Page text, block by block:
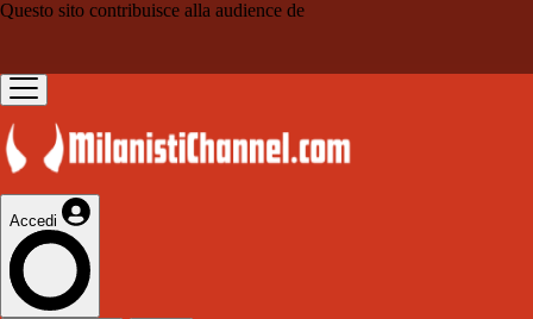
Questo sito contribuisce alla audience de
Accedi